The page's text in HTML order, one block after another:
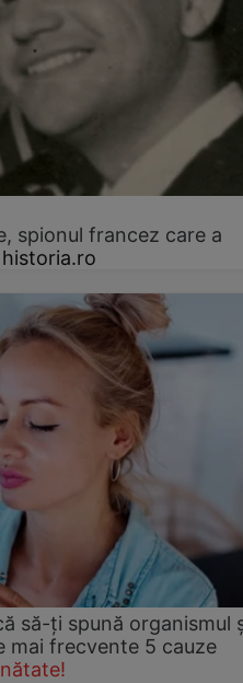
spionul francez care a
historia.ro
să-ți spună organismul
mai frecvente 5 cauze